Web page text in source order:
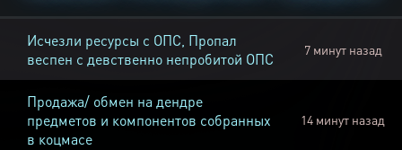
Исчезли ресурсы с ОПС, Пропал
веспен с девственно непробитой ОПС
7 минут назад
Продажа/ обмен на дендре
предметов и компонентов собранных
в коцмасе
14 минут назад